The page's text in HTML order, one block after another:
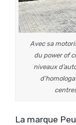
Avec sa
du power of
niveaux
La marque